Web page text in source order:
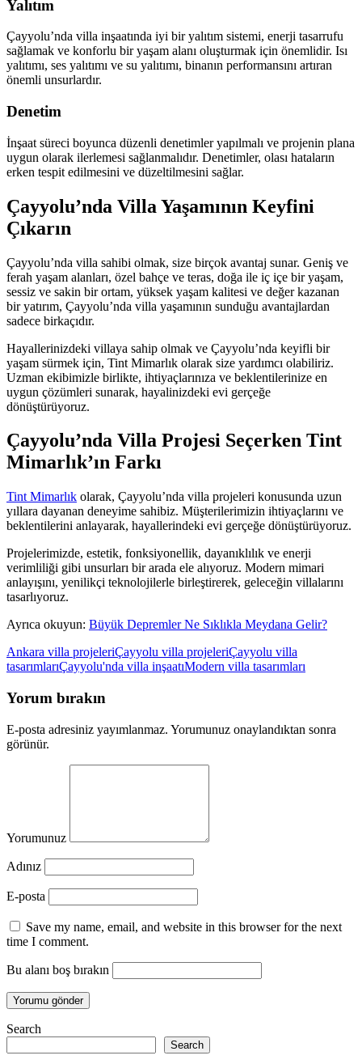
Yalıtım
Çayyolu’nda villa inşaatında iyi bir yalıtım sistemi, enerji tasarrufu
sağlamak ve konforlu bir yaşam alanı oluşturmak için önemlidir. Isı
yalıtımı, ses yalıtımı ve su yalıtımı, binanın performansını artıran
önemli unsurlardır.
Denetim
İnşaat süreci boyunca düzenli denetimler yapılmalı ve projenin plana
uygun olarak ilerlemesi sağlanmalıdır. Denetimler, olası hataların
erken tespit edilmesini ve düzeltilmesini sağlar.
Çayyolu’nda Villa Yaşamının Keyfini
Çıkarın
Çayyolu’nda villa sahibi olmak, size birçok avantaj sunar. Geniş ve
ferah yaşam alanları, özel bahçe ve teras, doğa ile iç içe bir yaşam,
sessiz ve sakin bir ortam, yüksek yaşam kalitesi ve değer kazanan
bir yatırım, Çayyolu’nda villa yaşamının sunduğu avantajlardan
sadece birkaçıdır.
Hayallerinizdeki villaya sahip olmak ve Çayyolu’nda keyifli bir
yaşam sürmek için, Tint Mimarlık olarak size yardımcı olabiliriz.
Uzman ekibimizle birlikte, ihtiyaçlarınıza ve beklentilerinize en
uygun çözümleri sunarak, hayalinizdeki evi gerçeğe
dönüştürüyoruz.
Çayyolu’nda Villa Projesi Seçerken Tint
Mimarlık’ın Farkı
Tint Mimarlık olarak, Çayyolu’nda villa projeleri konusunda uzun
yıllara dayanan deneyime sahibiz. Müşterilerimizin ihtiyaçlarını ve
beklentilerini anlayarak, hayallerindeki evi gerçeğe dönüştürüyoruz.
Projelerimizde, estetik, fonksiyonellik, dayanıklılık ve enerji
verimliliği gibi unsurları bir arada ele alıyoruz. Modern mimari
anlayışını, yenilikçi teknolojilerle birleştirerek, geleceğin villalarını
tasarlıyoruz.
Ayrıca okuyun: Büyük Depremler Ne Sıklıkla Meydana Gelir?
Ankara villa projeleriÇayyolu villa projeleriÇayyolu villa
tasarımlarıÇayyolu'nda villa inşaatıModern villa tasarımları
Yorum bırakın
E-posta adresiniz yayımlanmaz. Yorumunuz onaylandıktan sonra
görünür.
Yorumunuz
Adınız
E-posta
Save my name, email, and website in this browser for the next
time I comment.
Bu alanı boş bırakın
Search
Search